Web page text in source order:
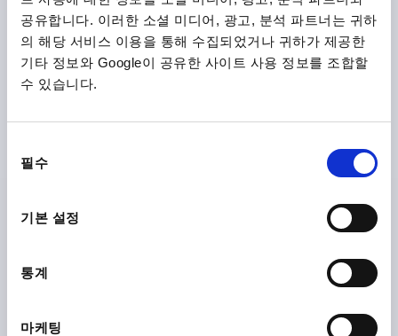
공유합니다. 이러한 소셜 미디어, 광고, 분석 파트너는 귀하
의 해당 서비스 이용을 통해 수집되었거나 귀하가 제공한
기타 정보와 Google이 공유한 사이트 사용 정보를 조합할
수 있습니다.
필수
기본 설정
통계
마케팅
시작하여₩68,810
부가세 별도
배송비 별도
세부 사항
K0129